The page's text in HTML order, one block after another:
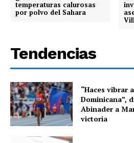
temperaturas calurosas
por polvo del Sahara
Tendencias
“Haces vibrar
Dominicana”,
Abinader a
victoria